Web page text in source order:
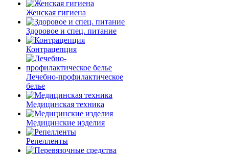
Женская гигиена
Здоровое и спец. питание
Контрацепция
Лечебно-профилактическое
белье
Медицинская техника
Медицинские изделия
Репелленты